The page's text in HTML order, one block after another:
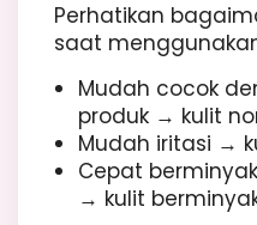
Perhatikan
saat
Mudah cocok
produk → kulit
Mudah iritasi →
Cepat
→ kulit